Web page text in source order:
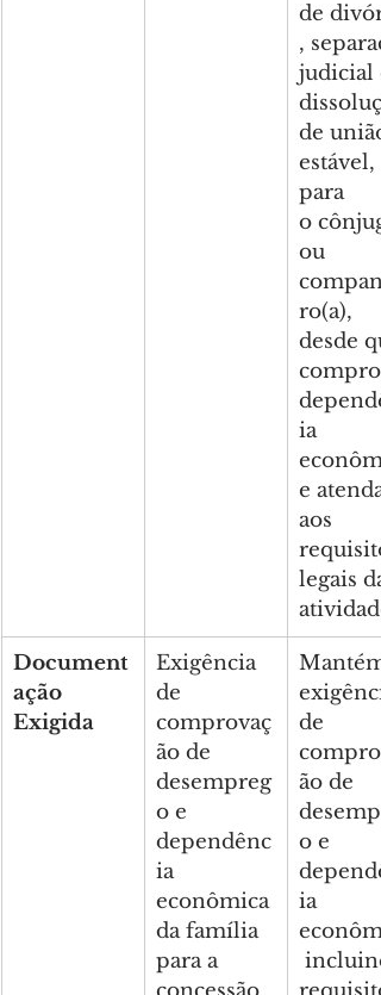
de
,
judicial
de união
estável,
para
o
ou
ro(a),
desde
ia
e atenda
aos
legais da
Document
ação
Exigida
Exigência
de
comprovaç
ão de
desempreg
o e
dependênc
ia
econômica
da família
para a
de
ão de
o e
ia